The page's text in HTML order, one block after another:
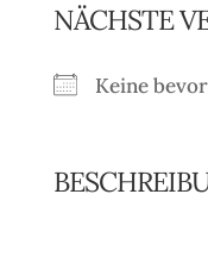
NÄCHSTE
Keine